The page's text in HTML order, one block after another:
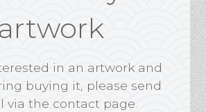
artwork
in an artwork and
buying it, please send
via the contact page.